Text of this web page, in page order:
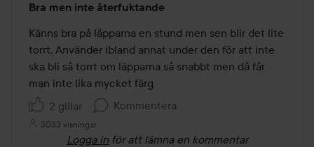
3
av
5
Bra men inte återfuktande
Känns bra på läpparna en stund men sen blir det lite
torrt. Använder ibland annat under den för att inte
ska bli så torrt om läpparna så snabbt men då får
man inte lika mycket färg
2 gillar
Kommentera
3033 visningar
Logga in för att lämna en kommentar